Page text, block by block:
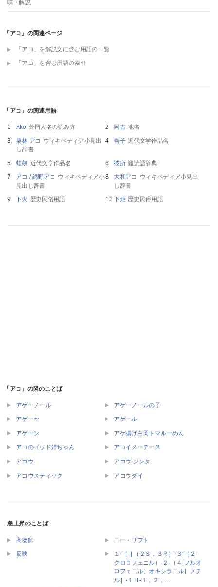
味・解説
「アコ」の関連ページ
「アコ」を解説文に含む用語の一覧
「アコ」を含む用語の索引
「アコ」の関連用語
Ako 外国人名の読み方 阿古 地名
栗林 アコ ウィキペディア小見出
し辞書
吾子 近代文学作品名
蛙鼓 近代文学作品名 彼所 難読語辞典
アコ / 網野アコ ウィキペディア小
見出し辞書
大和アコ ウィキペディア小見出
し辞書
下火 歴史民俗用語 下炬 歴史民俗用語
「アコ」の隣のことば
アゲーノール アゲーノールの子
アゲーヤ アゲール
アゲーン アゲ揚げ白岡トマルーめん
アコのゴッド姉ちゃん アコイメーテース
アコウ アコウ ジンタ
アコウスティック アコウダイ
急上昇のことば
高物師 ニー・リフト
反映
１‐［［（２Ｓ，３Ｒ）‐３‐（２‐
クロロフェニル）‐２‐（４‐フルオ
ロフェニル）オキシラニル］メチ
ル］‐１Ｈ‐１，２，…